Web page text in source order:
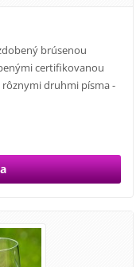
brúsenou
certifikovanou
druhmi písma -